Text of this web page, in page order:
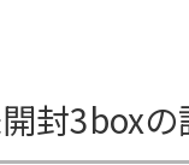
封3box